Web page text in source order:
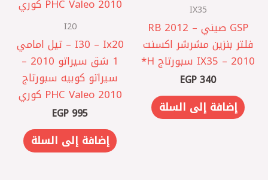
IX35
GSP صيني – 2012 RB
‎فلتر بنزين مشرشر اكسنت
IX35 – 2010 سبورتاج H*
EGP340
إضافة إلى السلة
I20
I30 – Ix20‎ – تيل امامي
1 شق سيراتو 2010 –
سيراتو كوبيه سبورتاج
2010 PHC Valeo كوري
EGP 995
إضافة إلى السلة